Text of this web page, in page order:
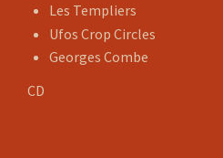
Les Templiers
Ufos Crop Circles
Georges Combe
CD